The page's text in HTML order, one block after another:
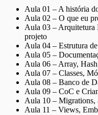
Aula 01 – A história
Aula 02 – O que eu
Aula 03 – Arquitetura
projeto
Aula 04 – Estrutura
Aula 05 –
Aula 06 – Array,
Aula 07 – Classes,
Aula 08 – Banco de
Aula 09 – CoC e
Aula 10 – Migrations,
Aula 11 – Views,